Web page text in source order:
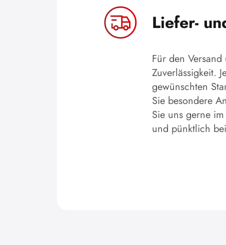
Liefer-
Für den
Zuverlässigkeit.
gewünschten
Sie besondere
Sie uns gerne
und pünktlich